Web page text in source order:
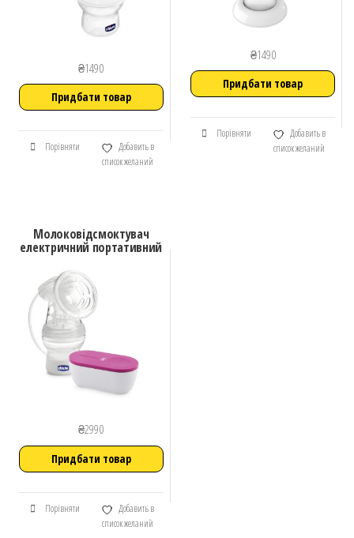
₴1490
Придбати товар
Порівняти
Добавить в
список желаний
₴1490
Придбати товар
Порівняти
Добавить в
список желаний
Молоковідсмоктувач
електричний портативний
₴2990
Придбати товар
Порівняти
Добавить в
список желаний